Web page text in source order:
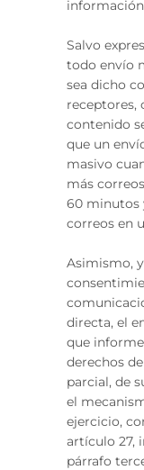
Salvo
todo envío
sea dicho
receptores,
contenido
que un
masivo
más
60 minutos
correos en
Asimismo,
directa, el
que
derechos
parcial, de
el
ejercicio,
artículo 27,
párrafo